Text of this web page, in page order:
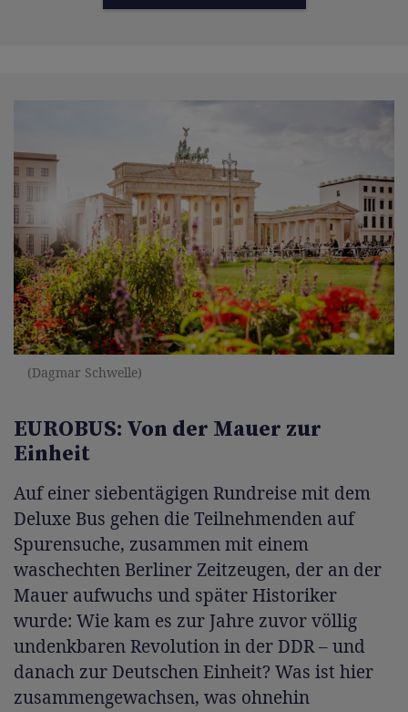
(Dagmar Schwelle)
EUROBUS: Von der Mauer zur
Einheit
Auf einer siebentägigen Rundreise mit dem
Deluxe Bus gehen die Teilnehmenden auf
Spurensuche, zusammen mit einem
waschechten Berliner Zeitzeugen, der an der
Mauer aufwuchs und später Historiker
wurde: Wie kam es zur Jahre zuvor völlig
undenkbaren Revolution in der DDR – und
danach zur Deutschen Einheit? Was ist hier
zusammengewachsen, was ohnehin